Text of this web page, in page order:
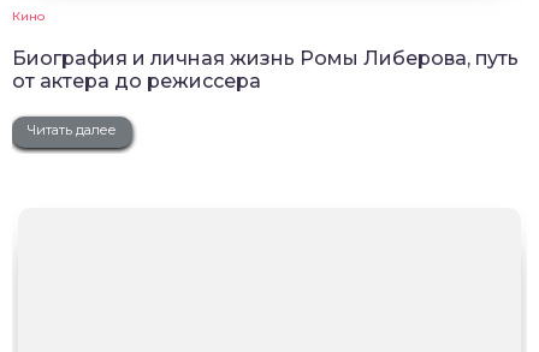
Кино
Биография и личная жизнь Ромы Либерова, путь
от актера до режиссера
Читать далее